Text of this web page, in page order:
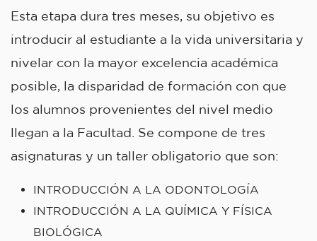
Esta etapa dura tres meses, su objetivo es
introducir al estudiante a la vida universitaria y
nivelar con la mayor excelencia académica
posible, la disparidad de formación con que
los alumnos provenientes del nivel medio
llegan a la Facultad. Se compone de tres
asignaturas y un taller obligatorio que son:
INTRODUCCIÓN A LA ODONTOLOGÍA
INTRODUCCIÓN A LA QUÍMICA Y FÍSICA
BIOLÓGICA